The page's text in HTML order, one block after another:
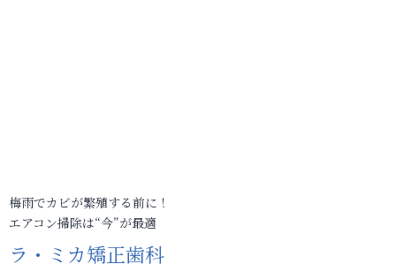
梅雨でカビが繁殖する前に！
エアコン掃除は“今”が最適
ラ・ミカ矯正歯科